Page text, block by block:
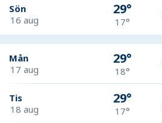
Sön
16 aug
29°
17°
Mån
17 aug
29°
18°
Tis
18 aug
29°
17°